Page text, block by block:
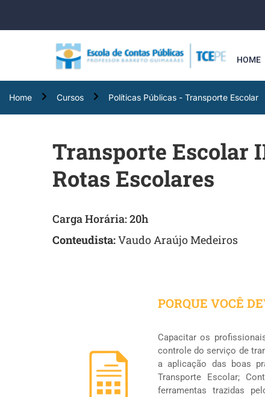
HOME
Home Cursos Políticas Públicas - Transporte Escolar
Transporte Escolar
Rotas Escolares
Carga Horária: 20h
Conteudista:Vaudo Araújo Medeiros
PORQUE VOCÊ
Capacitar os
controle do serviço de
a aplicação das boas
Transporte Escolar;
ferramentas trazidas